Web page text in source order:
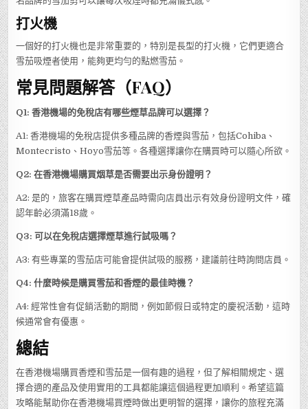
打火機
一個好的打火機也是非常重要的，特別是長型的打火機，它們更適合
雪茄吸煙者使用，能夠更均勻的點燃雪茄。
常見問題解答（FAQ）
Q1: 香港機場的免稅店有哪些煙草品牌可以選擇？
A1: 香港機場的免稅店提供多種品牌的香煙與雪茄，包括Cohiba、
Montecristo、Hoyo雪茄等。各種選擇讓你在購買時可以隨心所欲。
Q2: 在香港機場購買烟草是否需要出示身份證明？
A2: 是的，旅客在購買煙草產品時需向店員出示有效身份證明文件，確
認年齡必須滿18歲。
Q3: 可以在免稅店選擇煙草進行試吸嗎？
A3: 有些專業的雪茄店可能會提供試吸的服務，建議前往時詢問店員。
Q4: 什麼時候是購買雪茄和香煙的最佳時機？
A4: 經常性會有促銷活動的期間，例如節假日或特定的慶祝活動，這時
候通常會有優惠。
總結
在香港機場購買香煙和雪茄是一個有趣的過程，但了解相關規定、選
擇合適的產品及使用實用的工具都能讓這個過程更加順利。希望這篇
攻略能幫助你在香港機場買煙時做出更明智的選擇，讓你的旅程充滿